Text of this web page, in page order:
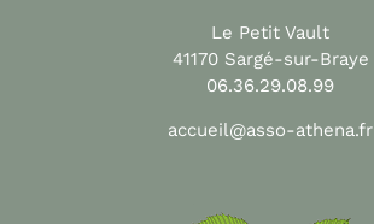
Le Petit Vault
41170 Sargé-sur-Braye
06.36.29.08.99
accueil@asso-athena.fr